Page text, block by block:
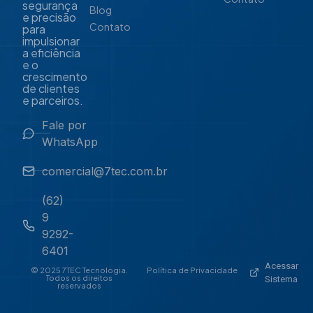
segurança
e precisão
para
impulsionar
a eficiência
e o
crescimento
de clientes
e parceiros.
Fale por
WhatsApp
comercial@7tec.com.br
(62)
9
9292-
6401
Blog
Contato
© 2025 7TEC Tecnologia.
Todos os direitos
reservados
Política de Privacidade
Acessar
Sistema